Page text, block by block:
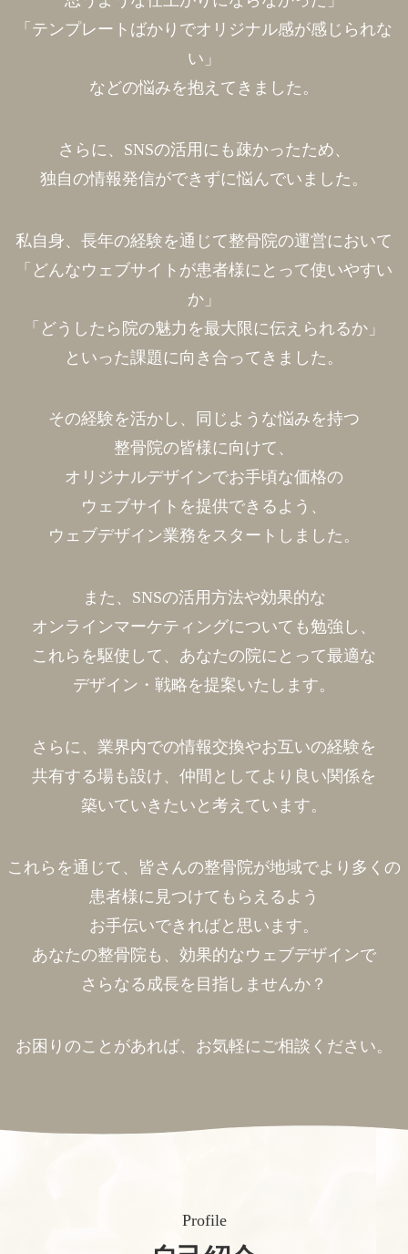
「テンプレートばかりでオリジナル感が感じられな
い」
などの悩みを抱えてきました。
さらに、SNSの活用にも疎かったため、
独自の情報発信ができずに悩んでいました。
私自身、長年の経験を通じて整骨院の運営において
「どんなウェブサイトが患者様にとって使いやすい
か」
「どうしたら院の魅力を最大限に伝えられるか」
といった課題に向き合ってきました。
その経験を活かし、同じような悩みを持つ
整骨院の皆様に向けて、
オリジナルデザインでお手頃な価格の
ウェブサイトを提供できるよう、
ウェブデザイン業務をスタートしました。
また、SNSの活用方法や効果的な
オンラインマーケティングについても勉強し、
これらを駆使して、あなたの院にとって最適な
デザイン・戦略を提案いたします。
さらに、業界内での情報交換やお互いの経験を
共有する場も設け、仲間としてより良い関係を
築いていきたいと考えています。
これらを通じて、皆さんの整骨院が地域でより多くの
患者様に見つけてもらえるよう
お手伝いできればと思います。
あなたの整骨院も、効果的なウェブデザインで
さらなる成長を目指しませんか？
お困りのことがあれば、お気軽にご相談ください。
Profile